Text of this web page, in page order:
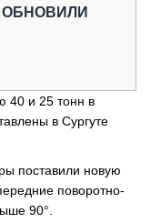
40 и 25 тонн в
в Сургуте
поставили новую
поворотно-
90°.